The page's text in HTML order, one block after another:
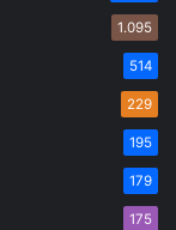
1.095
514
229
195
179
175